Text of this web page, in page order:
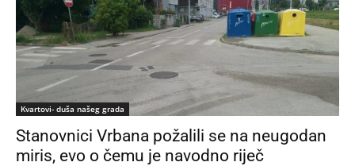
Kvartovi- duša našeg grada
Stanovnici Vrbana požalili se na neugodan
miris, evo o čemu je navodno riječ